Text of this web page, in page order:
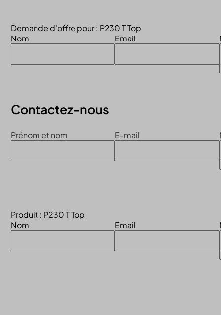
Demande d'offre pour : P230 T Top
Nom
Email
Contactez-nous
Prénom et nom E-mail
Produit : P230 T Top
Nom
Email